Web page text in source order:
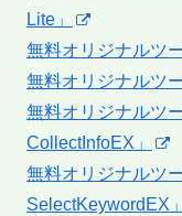
Lite」
無料オリジナルツ
無料オリジナルツ
無料オリジナルツ
CollectInfoEX」
無料オリジナルツ
SelectKeywordEX」